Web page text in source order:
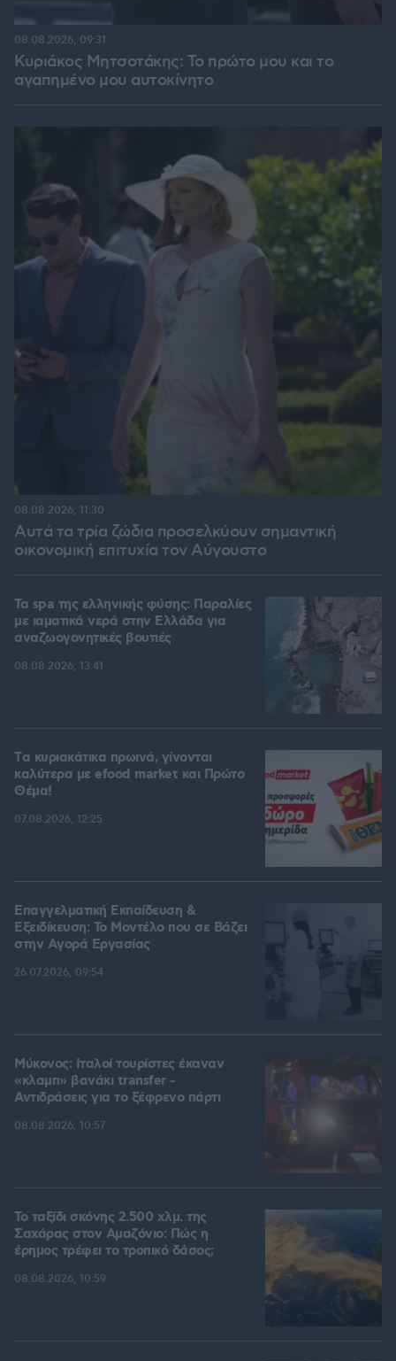
Κυριάκος Μητσοτάκης: Το πρώτο μου και το
αγαπημένο μου αυτοκίνητο
08.08.2026, 09:31
Αυτά τα τρία ζώδια προσελκύουν σημαντική
οικονομική επιτυχία τον Αύγουστο
08.08.2026, 11:30
Τα spa της ελληνικής φύσης: Παραλίες
με ιαματικά νερά στην Ελλάδα για
αναζωογονητικές βουτιές
08.08.2026, 13:41
Tα κυριακάτικα πρωινά, γίνονται
καλύτερα με efood market και Πρώτο
Θέμα!
07.08.2026, 12:25
Επαγγελματική Εκπαίδευση &
Εξειδίκευση: Το Mοντέλο που σε Bάζει
στην Aγορά Eργασίας
26.07.2026, 09:54
Μύκονος: Ιταλοί τουρίστες έκαναν
«κλαμπ» βανάκι transfer -
Αντιδράσεις για το ξέφρενο πάρτι
08.08.2026, 10:57
Το ταξίδι σκόνης 2.500 χλμ. της
Σαχάρας στον Αμαζόνιο: Πώς η
έρημος τρέφει το τροπικό δάσος;
08.08.2026, 10:59